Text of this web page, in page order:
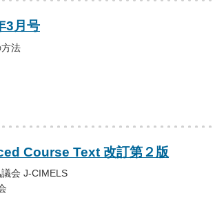
3月号
法
Course Text 改訂第２版
会 J-CIMELS